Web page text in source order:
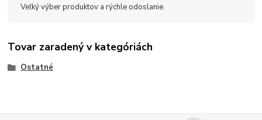
Veľký výber produktov a rýchle odoslanie.
Tovar zaradený v kategóriách
Ostatné